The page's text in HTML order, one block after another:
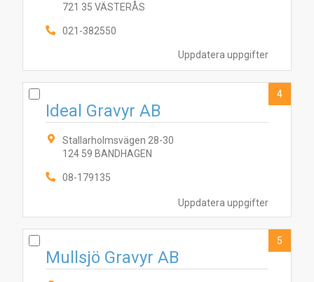
Uppdatera uppgifter
721 35 VÄSTERÅS
021-382550
Uppdatera uppgifter
Ideal Gravyr AB
Stallarholmsvägen 28-30
124 59 BANDHAGEN
08-179135
4
Mullsjö Gravyr AB
5
34
5
67
8
9